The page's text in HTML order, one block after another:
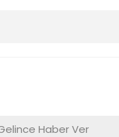
Haber Ver